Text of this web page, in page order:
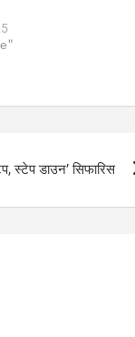
स्टेप डाउन’ सिफारिस